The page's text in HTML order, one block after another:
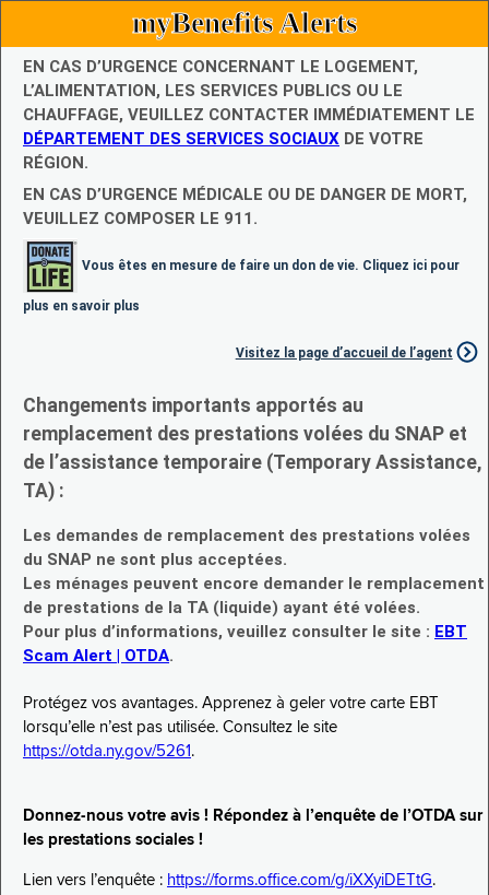
myBenefits Alerts
EN CAS D’URGENCE CONCERNANT LE LOGEMENT,
L’ALIMENTATION, LES SERVICES PUBLICS OU LE
CHAUFFAGE, VEUILLEZ CONTACTER IMMÉDIATEMENT LE
DÉPARTEMENT DES SERVICES SOCIAUX DE VOTRE
RÉGION.
EN CAS D’URGENCE MÉDICALE OU DE DANGER DE MORT,
VEUILLEZ COMPOSER LE 911.
Vous êtes en mesure de faire un don de vie. Cliquez ici pour
plus en savoir plus
Visitez la page d’accueil de l’agent
Changements importants apportés au
remplacement des prestations volées du SNAP et
de l’assistance temporaire (Temporary Assistance,
TA) :
Les demandes de remplacement des prestations volées
du SNAP ne sont plus acceptées.
Les ménages peuvent encore demander le remplacement
de prestations de la TA (liquide) ayant été volées.
Pour plus d’informations, veuillez consulter le site : EBT
Scam Alert | OTDA.
Protégez vos avantages. Apprenez à geler votre carte EBT
lorsqu’elle n’est pas utilisée. Consultez le site
https://otda.ny.gov/5261 .
Donnez-nous votre avis ! Répondez à l’enquête de l’OTDA sur
les prestations sociales !
Lien vers l’enquête : https://forms.office.com/g/iXXyiDETtG.